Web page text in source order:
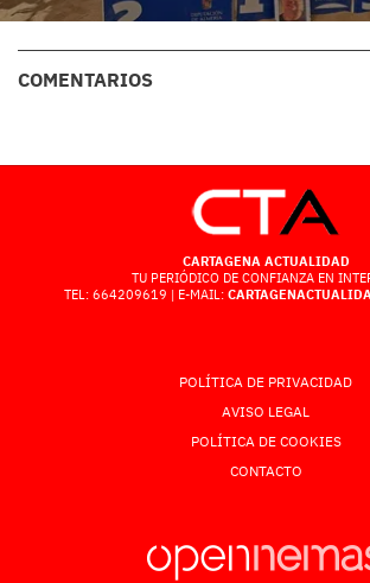
COMENTARIOS
CARTAGENA ACTUALIDAD
TU PERIÓDICO DE CONFIANZA EN
TEL: 664209619 | E-MAIL:
POLÍTICA DE PRIVACIDAD
AVISO LEGAL
POLÍTICA DE COOKIES
CONTACTO